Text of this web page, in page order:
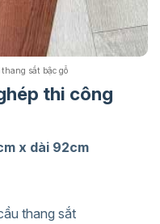
thang sắt bậc gỗ
thi công
x dài 92cm
thang sắt